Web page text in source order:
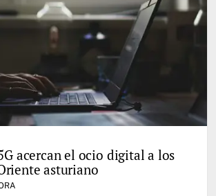
acercan el ocio digital a los
asturiano